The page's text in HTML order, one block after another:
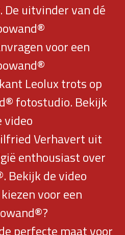
De uitvinder van dé
voor een
Leolux trots op
fotostudio. Bekijk
video
Verhavert uit
enthousiast over
Bekijk de video
voor een
perfecte maat voor